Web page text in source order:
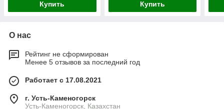
Купить Купить
О нас
Рейтинг не сформирован
Менее 5 отзывов за последний год
Работает с 17.08.2021
г. Усть-Каменогорск
Усть-Каменогорск, Казахстан